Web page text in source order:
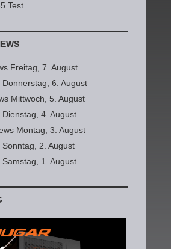
Test
Freitag, 7. August
Donnerstag, 6. August
Mittwoch, 5. August
4. August
Montag, 3. August
2. August
1. August